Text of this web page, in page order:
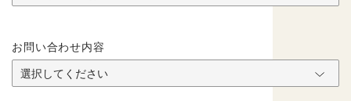
お問い合わせ内容